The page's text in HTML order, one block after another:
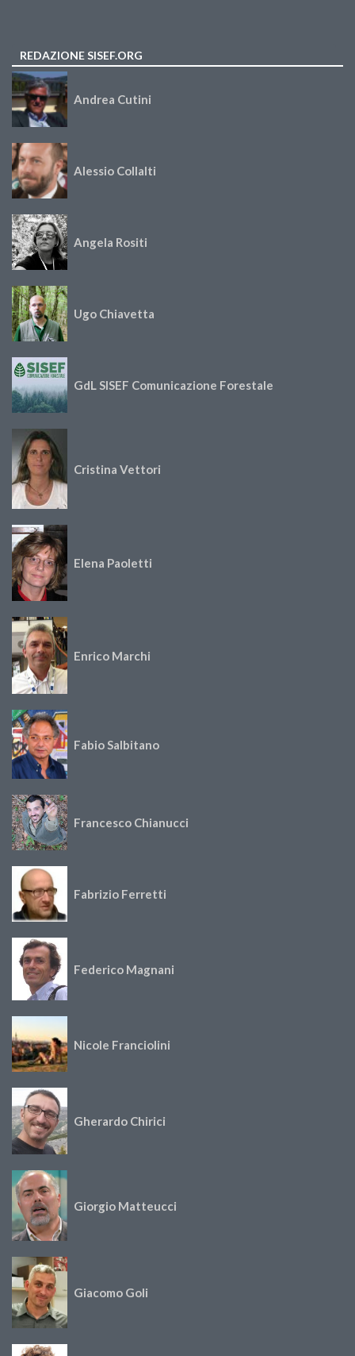
REDAZIONE SISEF.ORG
Andrea Cutini
Alessio Collalti
Angela Rositi
Ugo Chiavetta
GdL SISEF Comunicazione Forestale
Cristina Vettori
Elena Paoletti
Enrico Marchi
Fabio Salbitano
Francesco Chianucci
Fabrizio Ferretti
Federico Magnani
Nicole Franciolini
Gherardo Chirici
Giorgio Matteucci
Giacomo Goli